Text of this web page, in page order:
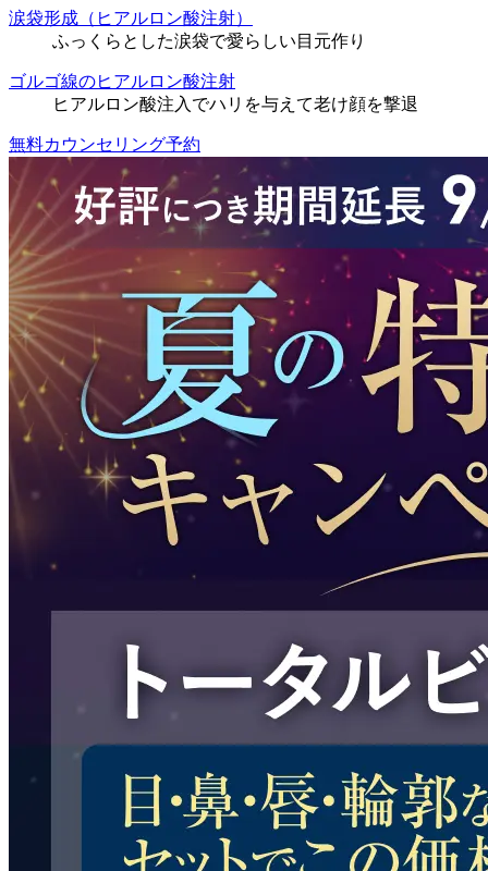
涙袋形成（ヒアルロン酸注射）
ふっくらとした涙袋で愛らしい目元作り
ゴルゴ線のヒアルロン酸注射
ヒアルロン酸注入でハリを与えて老け顔を撃退
無料カウンセリング予約